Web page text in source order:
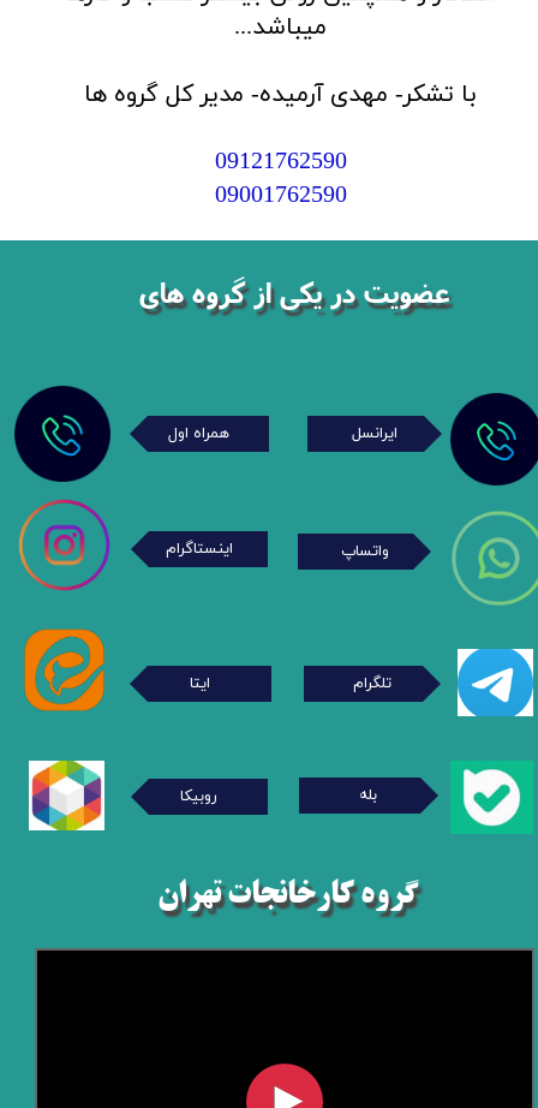
میباشد...
با تشکر- مهدی آرمیده- مدیر کل گروه ها​​​​​​​​​​​​​​
09121762590
09001762590
عضویت در یکی از گروه های
گروه کارخانجات تهران
ایرانسل
واتساپ
همراه اول
تلگرام ایتا
اینستاگرام
بله روبیکا